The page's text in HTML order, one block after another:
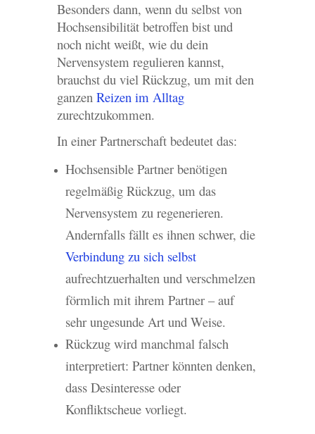
Besonders dann, wenn du selbst von
Hochsensibilität betroffen bist und
noch nicht weißt, wie du dein
Nervensystem regulieren kannst,
brauchst du viel Rückzug, um mit den
ganzen Reizen im Alltag
zurechtzukommen.
In einer Partnerschaft bedeutet das:
Hochsensible Partner benötigen
regelmäßig Rückzug, um das
Nervensystem zu regenerieren.
Andernfalls fällt es ihnen schwer, die
Verbindung zu sich selbst
aufrechtzuerhalten und verschmelzen
förmlich mit ihrem Partner – auf
sehr ungesunde Art und Weise.
Rückzug wird manchmal falsch
interpretiert: Partner könnten denken,
dass Desinteresse oder
Konfliktscheue vorliegt.